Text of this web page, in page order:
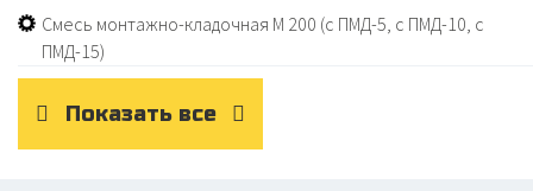
Смесь монтажно-кладочная М 200 (с ПМД-5, с ПМД-10, с
ПМД-15)
Показать все